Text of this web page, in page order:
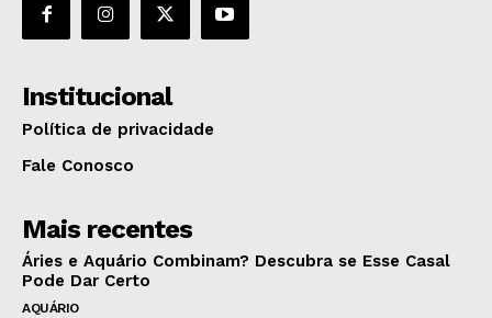
Institucional
Política de privacidade
Fale Conosco
Mais recentes
Áries e Aquário Combinam? Descubra se Esse Casal
Pode Dar Certo
AQUÁRIO